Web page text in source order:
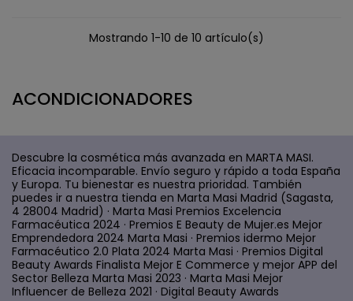
ACONDICIONADORES
Mostrando 1-10 de 10 artículo(s)
Descubre la cosmética más avanzada en MARTA MASI.
Eficacia incomparable. Envío seguro y rápido a toda España
y Europa. Tu bienestar es nuestra prioridad. También
puedes ir a nuestra tienda en Marta Masi Madrid (Sagasta,
4 28004 Madrid) · Marta Masi Premios Excelencia
Farmacéutica 2024 · Premios E Beauty de Mujer.es Mejor
Emprendedora 2024 Marta Masi · Premios idermo Mejor
Farmacéutico 2.0 Plata 2024 Marta Masi · Premios Digital
Beauty Awards Finalista Mejor E Commerce y mejor APP del
Sector Belleza Marta Masi 2023 · Marta Masi Mejor
Influencer de Belleza 2021 · Digital Beauty Awards